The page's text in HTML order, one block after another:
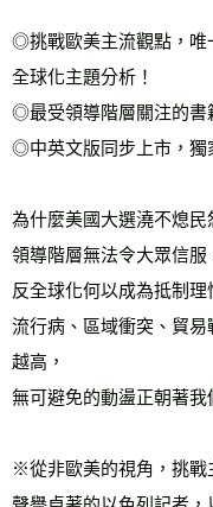
雜誌海外運費
數位商品海外免運
◎挑戰歐美主流觀點，唯
全球化主題分析！
◎最受領導階層關注的書
◎中英文版同步上市，獨
為什麼美國大選澆不熄民
領導階層無法令大眾信服
反全球化何以成為抵制
流行病、區域衝突、貿
越高，
無可避免的動盪正朝著我
※從非歐美的視角，挑戰